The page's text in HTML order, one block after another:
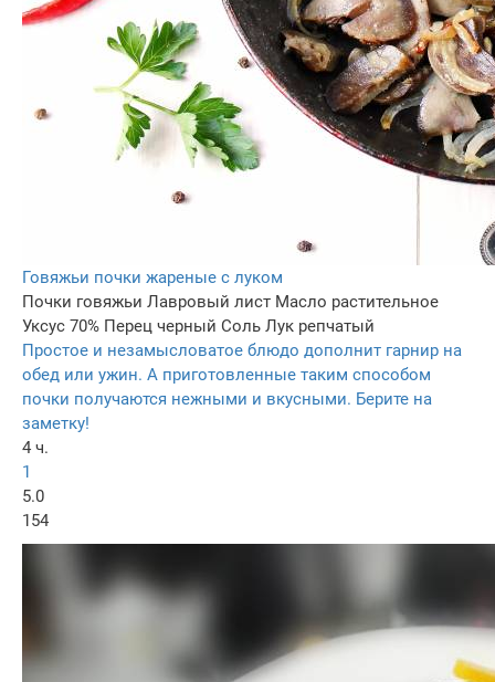
Говяжьи почки жареные с луком
Почки говяжьи Лавровый лист Масло растительное
Уксус 70% Перец черный Соль Лук репчатый
Простое и незамысловатое блюдо дополнит гарнир на
обед или ужин. А приготовленные таким способом
почки получаются нежными и вкусными. Берите на
заметку!
4 ч.
1
5.0
154